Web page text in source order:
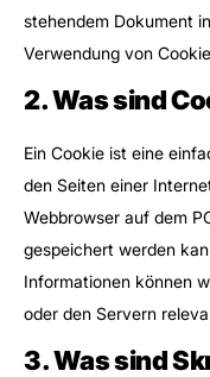
stehendem Dokument
Verwendung von
2. Was sind
Ein Cookie ist eine
den Seiten einer
Webbrowser auf dem
gespeichert werden
Informationen können
oder den Servern
3. Was sind